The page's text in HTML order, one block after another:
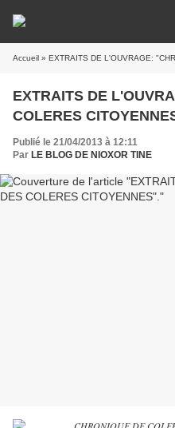
Accueil » EXTRAITS DE L'OUVRAGE:
EXTRAITS DE
COLERES
Publié le 21/04/2013 à 12:11
Par LE BLOG DE NIOXOR TINE